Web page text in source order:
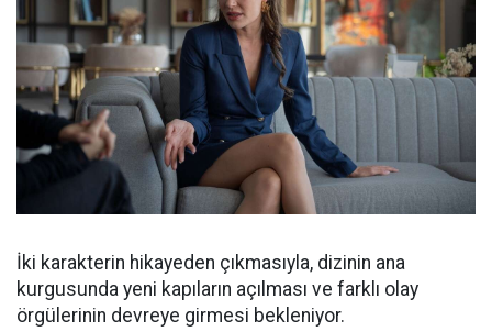
İki karakterin hikayeden çıkmasıyla, dizinin ana
kurgusunda yeni kapıların açılması ve farklı olay
örgülerinin devreye girmesi bekleniyor.